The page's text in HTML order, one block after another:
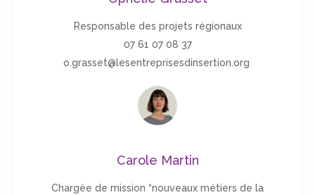
Responsable des projets régionaux
07 61 07 08 37
o.grasset@lesentreprisesdinsertion.org
Carole Martin
Chargée de mission “nouveaux métiers de la